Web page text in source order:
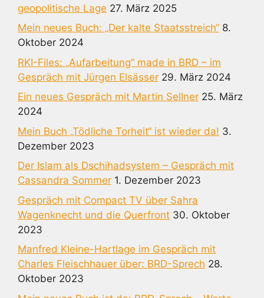
geopolitische Lage 27. März 2025
Mein neues Buch: „Der kalte Staatsstreich“ 8.
Oktober 2024
RKI-Files: „Aufarbeitung“ made in BRD – im
Gespräch mit Jürgen Elsässer 29. März 2024
Ein neues Gespräch mit Martin Sellner 25. März
2024
Mein Buch „Tödliche Torheit“ ist wieder da! 3.
Dezember 2023
Der Islam als Dschihadsystem – Gespräch mit
Cassandra Sommer 1. Dezember 2023
Gespräch mit Compact TV über Sahra
Wagenknecht und die Querfront 30. Oktober
2023
Manfred Kleine-Hartlage im Gespräch mit
Charles Fleischhauer über: BRD-Sprech 28.
Oktober 2023